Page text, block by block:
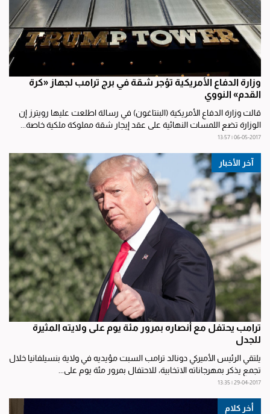
وزارة الدفاع الأمريكية تؤجر شقة في برج ترامب لجهاز «كرة
القدم» النووي
قالت وزارة الدفاع الأمريكية (البنتاغون) في رسالة اطلعت عليها رويترز إن
الوزارة تضع اللمسات النهائية على عقد إيجار شقة مملوكة ملكية خاصة...
06-05-2017 | 13:57
آخر الأخبار
ترامب يحتفل مع أنصاره بمرور مئة يوم على ولايته المثيرة
للجدل
يلتقي الرئيس الأميركي دونالد ترامب السبت مؤيديه في ولاية بنسيلفانيا خلال
تجمع يذكر بمهرجاناته الاتخابية، للاحتفال بمرور مئة يوم على...
29-04-2017 | 13:35
أخر كلام